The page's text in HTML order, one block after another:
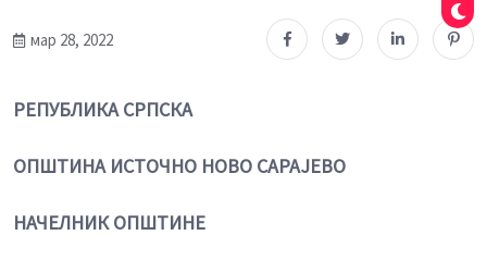
мар 28, 2022
РЕПУБЛИКА СРПСКА
ОПШТИНА ИСТОЧНО НОВО САРАЈЕВО
НАЧЕЛНИК ОПШТИНЕ